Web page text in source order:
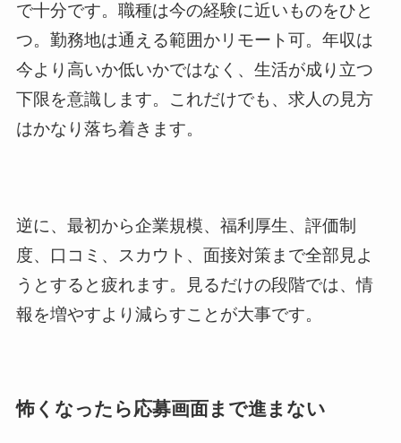
で十分です。職種は今の経験に近いものをひと
つ。勤務地は通える範囲かリモート可。年収は
今より高いか低いかではなく、生活が成り立つ
下限を意識します。これだけでも、求人の見方
はかなり落ち着きます。
逆に、最初から企業規模、福利厚生、評価制
度、口コミ、スカウト、面接対策まで全部見よ
うとすると疲れます。見るだけの段階では、情
報を増やすより減らすことが大事です。
怖くなったら応募画面まで進まない